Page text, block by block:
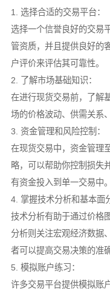
1. 选择合适的交易平台：
选择一个信誉良好的交易
管资质，并且提供良好的
户评价来评估其可靠性。
2. 了解市场基础知识：
在进行现货交易前，了解
场的价格波动、供需关系
3. 资金管理和风险控制：
在现货交易中，资金管理
略，可以帮助你控制损失
有资金投入到单一交易中。
4. 掌握技术分析和基本面
技术分析有助于通过价格
分析则关注宏观经济数据
者可以提高交易决策的准确
5. 模拟账户练习：
许多交易平台提供模拟账